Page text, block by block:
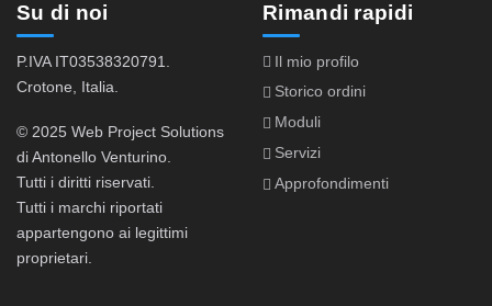
Su di noi
P.IVA IT03538320791.
Crotone, Italia.
© 2025 Web Project Solutions
di Antonello Venturino.
Tutti i diritti riservati.
Tutti i marchi riportati
appartengono ai legittimi
proprietari.
Rimandi rapidi
Il mio profilo
Storico ordini
Moduli
Servizi
Approfondimenti